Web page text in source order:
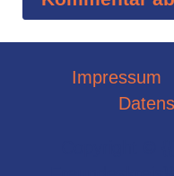
Impressum